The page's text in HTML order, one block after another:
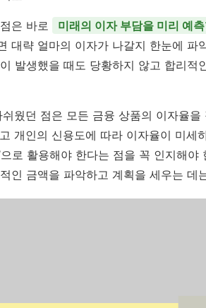
은 바로 미래의 이자 부담을 미리 예
대략 얼마의 이자가 나갈지 한눈에
발생했을 때도 당황하지 않고 합리
웠던 점은 모든 금융 상품의 이자율
개인의 신용도에 따라 이자율이 미
으로 활용해야 한다는 점을 꼭 인지해
인 금액을 파악하고 계획을 세우는 데